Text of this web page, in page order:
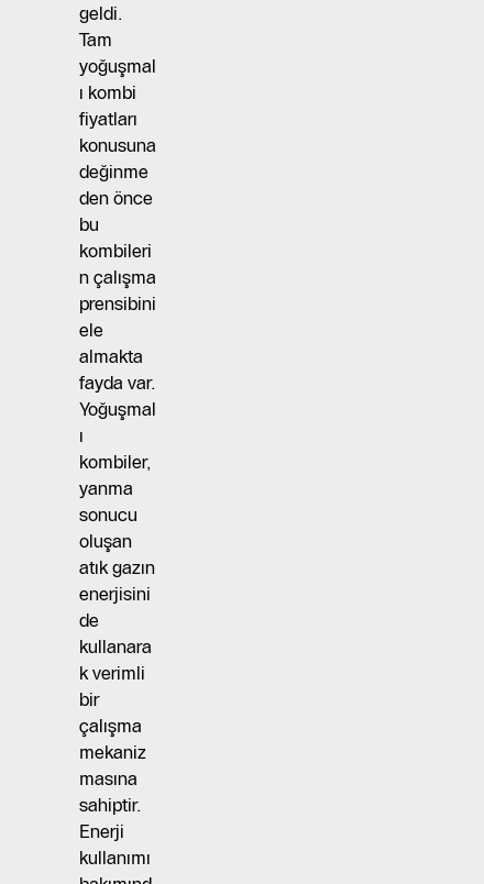
geldi.
Tam
yoğuşmal
ı kombi
fiyatları
konusuna
değinme
den önce
bu
kombileri
n çalışma
prensibini
ele
almakta
fayda var.
Yoğuşmal
ı
kombiler,
yanma
sonucu
oluşan
atık gazın
enerjisini
de
kullanara
k verimli
bir
çalışma
mekaniz
masına
sahiptir.
Enerji
kullanımı